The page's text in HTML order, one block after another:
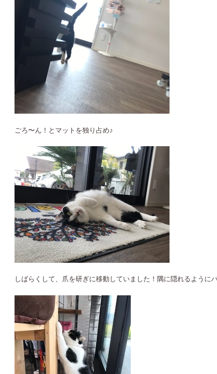
ごろ〜ん！とマットを独り占め♪
しばらくして、爪を研ぎに移動していました！隅に隠れるように